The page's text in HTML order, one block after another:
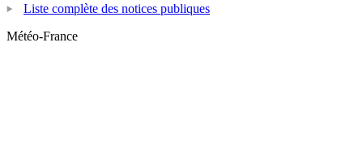
Liste complète des notices publiques
Météo-France